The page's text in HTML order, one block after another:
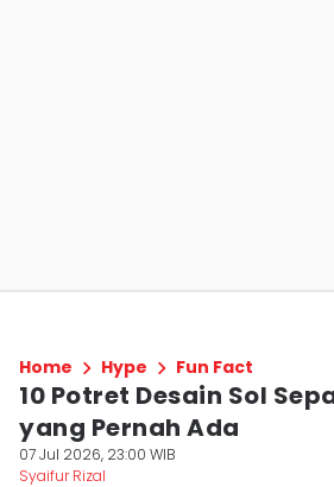
Home Hype Fun Fact
10 Potret Desain Sol
yang Pernah Ada
07 Jul 2026, 23:00 WIB
Syaifur Rizal